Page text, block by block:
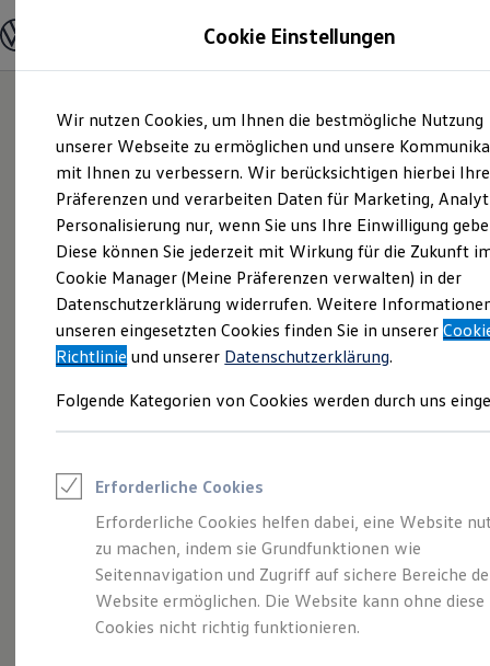
Hauptinhalt
springen
Footer
springen
Modelle und Konfigurator
Modelle vergleichen
Elektroautos
ENERGY Sondermodelle
Nutzfahrzeuge
SUV und CUV
Familienautos
Kombis
Kompaktwagen
Sportwagen
Schnell verfügbare Fahrzeuge
Angebote und Produkte
Aktuelle Angebote
E-Auto-Förderung
Volkswagen Marktplatz
Junge Gebrauchtwagen und Gebrauchtwagen
Saisonangebote
Leasing
Leasing-Angebote
Gebrauchtwagen Leasing
Junge Gebrauchtwagen-Leasing
Elektroauto Leasing
Kleinwagen-Leasing
Leasing ohne Anzahlung
Viel Platz, viel Freiheit.
Der Golf Variant.
Cookie Einstellungen
Wir nutzen Cookies, um Ihnen die bestmögliche Nutzung
unserer Webseite zu ermöglichen und unsere
mit Ihnen zu verbessern. Wir berücksichtigen hierbei Ihre
Präferenzen und verarbeiten Daten für Marketing,
Personalisierung nur, wenn Sie uns Ihre Einwilligung
Diese können Sie jederzeit mit Wirkung für die Zukunft
Cookie Manager (Meine Präferenzen verwalten) in der
Datenschutzerklärung widerrufen. Weitere
unseren eingesetzten Cookies finden Sie in unserer
Richtlinie und unserer Datenschutzerklärung.
Folgende Kategorien von Cookies werden durch uns
Erforderliche Cookies
Erforderliche Cookies helfen dabei, eine Website
zu machen, indem sie Grundfunktionen wie
Seitennavigation und Zugriff auf sichere Bereiche
Website ermöglichen. Die Website kann ohne diese
Cookies nicht richtig funktionieren.